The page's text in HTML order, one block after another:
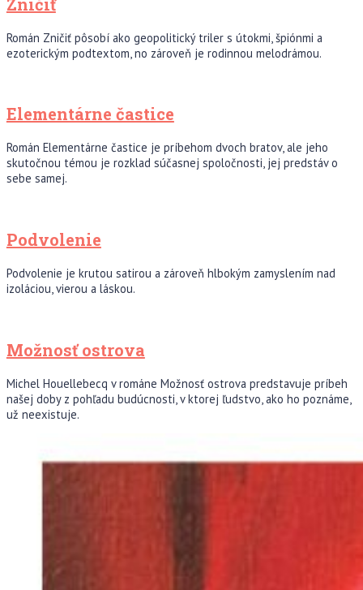
Román Zničiť pôsobí ako geopolitický triler s útokmi, špiónmi a
ezoterickým podtextom, no zároveň je rodinnou melodrámou.
Elementárne častice
Román Elementárne častice je príbehom dvoch bratov, ale jeho
skutočnou témou je rozklad súčasnej spoločnosti, jej predstáv o
sebe samej.
Podvolenie
Podvolenie je krutou satirou a zároveň hlbokým zamyslením nad
izoláciou, vierou a láskou.
Možnosť ostrova
Michel Houellebecq v románe Možnosť ostrova predstavuje príbeh
našej doby z pohľadu budúcnosti, v ktorej ľudstvo, ako ho poznáme,
už neexistuje.